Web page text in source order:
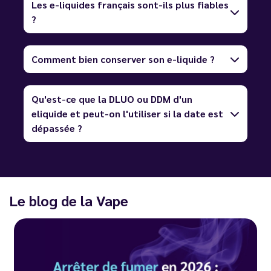
Les e-liquides français sont-ils plus fiables
?
Comment bien conserver son e-liquide ?
Qu'est-ce que la DLUO ou DDM d'un
eliquide et peut-on l'utiliser si la date est
dépassée ?
Le blog de la Vape